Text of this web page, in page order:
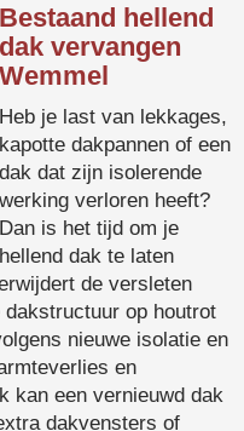
Bestaand hellend
dak vervangen
Wemmel
Heb je last van lekkages,
kapotte dakpannen of een
dak dat zijn isolerende
werking verloren heeft?
Dan is het tijd om je
hellend dak te laten
de versleten
op houtrot
nieuwe isolatie en
en
kan een vernieuwd dak
dakvensters of